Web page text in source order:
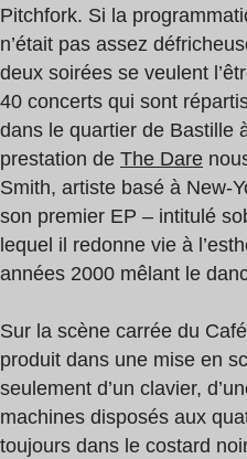
Pitchfork. Si la
n’était pas assez
deux soirées se veulent
40 concerts qui sont
dans le quartier de Bastille
prestation de The Dare
Smith, artiste basé à New-
son premier EP – intitulé
lequel il redonne vie à
années 2000 mêlant le
Sur la scène carrée du
produit dans une mise en
seulement d’un clavier,
machines disposés aux
toujours dans le costard